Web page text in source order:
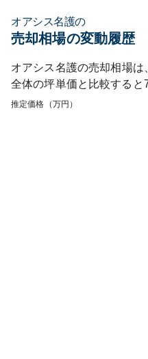
オアシス名護の
売却相場の変動履歴
オアシス名護の売却相場は
全体の坪単価と比較すると
推定価格（万円）